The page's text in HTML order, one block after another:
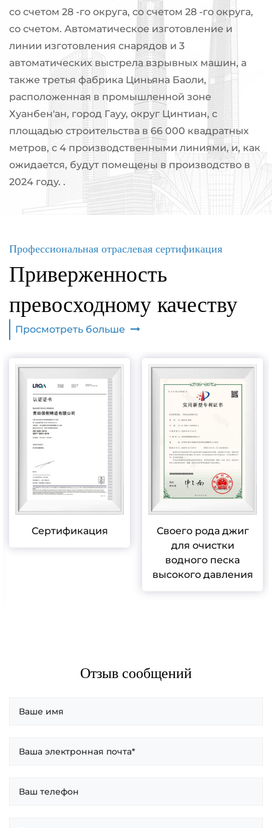
со счетом 28 -го округа, со счетом 28 -го округа,
со счетом. Автоматическое изготовление и
линии изготовления снарядов и 3
автоматических выстрела взрывных машин, а
также третья фабрика Циньяна Баоли,
расположенная в промышленной зоне
Хуанбен'ан, город Гауу, округ Цинтиан, с
площадью строительства в 66 000 квадратных
метров, с 4 производственными линиями, и, как
ожидается, будут помещены в производство в
2024 году. .
Профессиональная отраслевая сертификация
Приверженность
превосходному качеству
Просмотреть больше
Сертификация
Своего рода джиг
для очистки
водного песка
высокого давления
Отзыв сообщений